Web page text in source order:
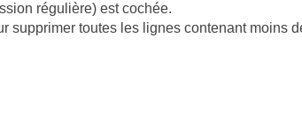
régulière) est cochée.
supprimer toutes les lignes contenant moins